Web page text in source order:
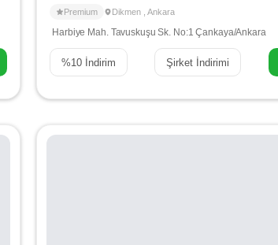
Premium Dikmen ,Ankara
Harbiye Mah. Tavuskuşu Sk. No:1 Çankaya/Ankara
%10 İndirim Şirket İndirimi